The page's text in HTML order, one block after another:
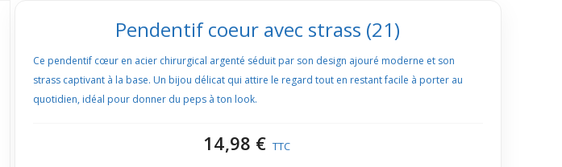
Pendentif coeur avec strass (21)
Ce pendentif cœur en acier chirurgical argenté séduit par son design ajouré moderne et son
strass captivant à la base. Un bijou délicat qui attire le regard tout en restant facile à porter au
quotidien, idéal pour donner du peps à ton look.
14,98 € TTC